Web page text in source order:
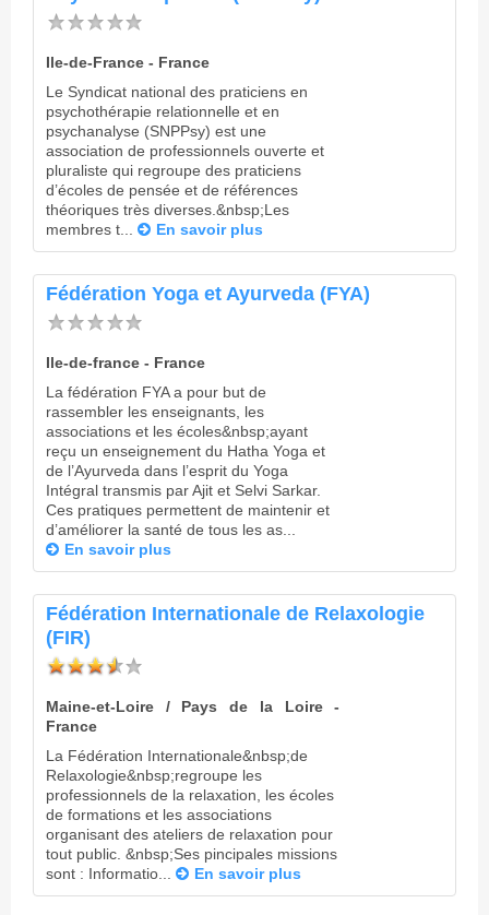
Ile-de-France - France
Le Syndicat national des praticiens en
psychothérapie relationnelle et en
psychanalyse (SNPPsy) est une
association de professionnels ouverte et
pluraliste qui regroupe des praticiens
d’écoles de pensée et de références
théoriques très diverses.&nbsp;Les
membres t...
En savoir plus
Fédération Yoga et Ayurveda (FYA)
Ile-de-france - France
La fédération FYA a pour but de
rassembler les enseignants, les
associations et les écoles&nbsp;ayant
reçu un enseignement du Hatha Yoga et
de l’Ayurveda dans l’esprit du Yoga
Intégral transmis par Ajit et Selvi Sarkar.
Ces pratiques permettent de maintenir et
d’améliorer la santé de tous les as...
En savoir plus
Fédération Internationale de Relaxologie
(FIR)
Maine-et-Loire / Pays de la Loire -
France
La Fédération Internationale&nbsp;de
Relaxologie&nbsp;regroupe les
professionnels de la relaxation, les écoles
de formations et les associations
organisant des ateliers de relaxation pour
tout public. &nbsp;Ses pincipales missions
sont : Informatio...
En savoir plus